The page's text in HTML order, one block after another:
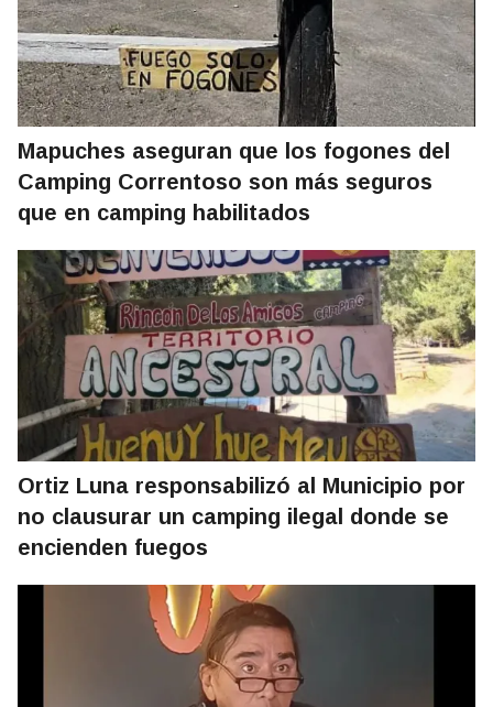
Mapuches aseguran que los fogones del
Camping Correntoso son más seguros
que en camping habilitados
Ortiz Luna responsabilizó al Municipio por
no clausurar un camping ilegal donde se
encienden fuegos